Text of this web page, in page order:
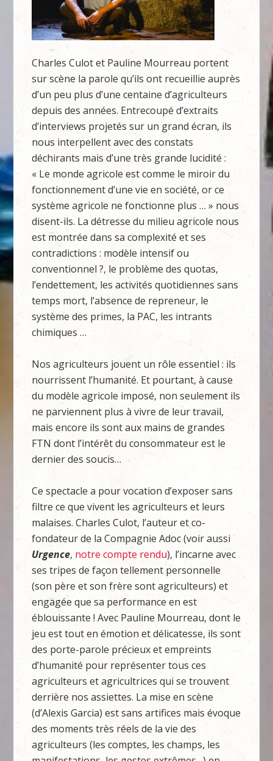
Charles Culot et Pauline Mourreau portent
sur scène la parole qu’ils ont recueillie auprès
d’un peu plus d’une centaine d’agriculteurs
depuis des années. Entrecoupé d’extraits
d’interviews projetés sur un grand écran, ils
nous interpellent avec des constats
déchirants mais d’une très grande lucidité :
« Le monde agricole est comme le miroir du
fonctionnement d’une vie en société, or ce
système agricole ne fonctionne plus … » nous
disent-ils. La détresse du milieu agricole nous
est montrée dans sa complexité et ses
contradictions : modèle intensif ou
conventionnel ?, le problème des quotas,
l’endettement, les activités quotidiennes sans
temps mort, l’absence de repreneur, le
système des primes, la PAC, les intrants
chimiques …
Nos agriculteurs jouent un rôle essentiel : ils
nourrissent l’humanité. Et pourtant, à cause
du modèle agricole imposé, non seulement ils
ne parviennent plus à vivre de leur travail,
mais encore ils sont aux mains de grandes
FTN dont l’intérêt du consommateur est le
dernier des soucis…
Ce spectacle a pour vocation d’exposer sans
filtre ce que vivent les agriculteurs et leurs
malaises. Charles Culot, l’auteur et co-
fondateur de la Compagnie Adoc (voir aussi
Urgence, notre compte rendu), l’incarne avec
ses tripes de façon tellement personnelle
(son père et son frère sont agriculteurs) et
engagée que sa performance en est
éblouissante ! Avec Pauline Mourreau, dont le
jeu est tout en émotion et délicatesse, ils sont
des porte-parole précieux et empreints
d’humanité pour représenter tous ces
agriculteurs et agricultrices qui se trouvent
derrière nos assiettes. La mise en scène
(d’Alexis Garcia) est sans artifices mais évoque
des moments très réels de la vie des
agriculteurs (les comptes, les champs, les